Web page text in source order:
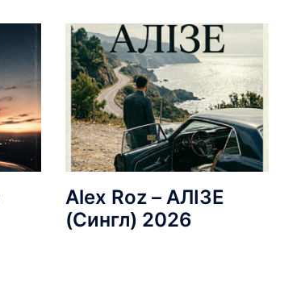
Alex Roz – АЛІЗЕ
(Сингл) 2026